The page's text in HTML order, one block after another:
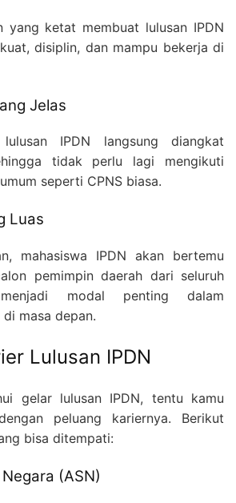
yang ketat membuat lulusan IPDN
disiplin, dan mampu bekerja di
Jelas
IPDN langsung diangkat
tidak perlu lagi mengikuti
seperti CPNS biasa.
Luas
mahasiswa IPDN akan bertemu
pemimpin daerah dari seluruh
modal penting dalam
masa depan.
Lulusan IPDN
gelar lulusan IPDN, tentu kamu
peluang kariernya. Berikut
bisa ditempati:
(ASN)